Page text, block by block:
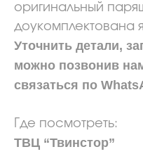
оригинальный
доукомплектована
Уточнить детали,
можно позвонив
связаться по
Где посмотреть:
ТВЦ “Твинстор”